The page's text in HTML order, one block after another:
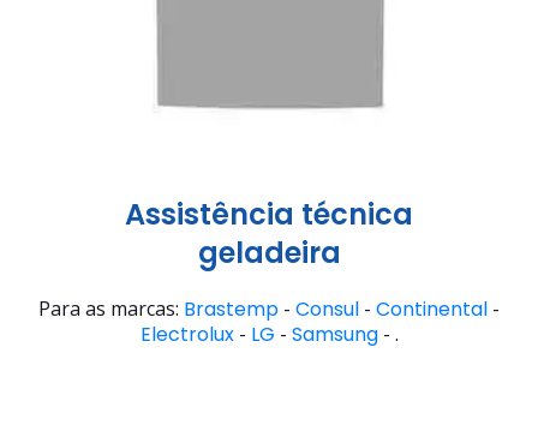
Assistência técnica
geladeira
Para as marcas: Brastemp - Consul - Continental -
Electrolux- LG - Samsung- .